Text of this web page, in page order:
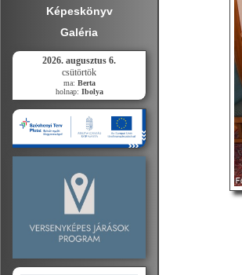
Képeskönyv
Galéria
2026. augusztus 6.
csütörtök
ma: Berta
holnap: Ibolya